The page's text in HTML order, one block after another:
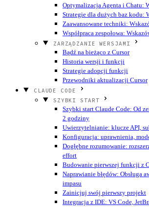
Optymalizacja Agenta i Chatu:
Strategie dla dużych baz kodu:
Zaawansowane techniki:
Współpraca zespołowa:
ZARZĄDZANIE WERSJAMI
Bądź na bieżąco z Cursor
Historia wersji i funkcji
Strategie adopcji funkcji
Przewodniki aktualizacji Cursor
CLAUDE CODE
SZYBKI START
Szybki start Claude Code: Od
2 godziny
Uwierzytelnianie: klucze API,
Konfiguracja: uprawnienia,
Dogłębne rozumowanie:
effort
Budowanie pierwszej funkcji z
Naprawianie błędów: Obsługa
impasu
Zainicjuj swój pierwszy projekt
Integracja z IDE: VS Code,